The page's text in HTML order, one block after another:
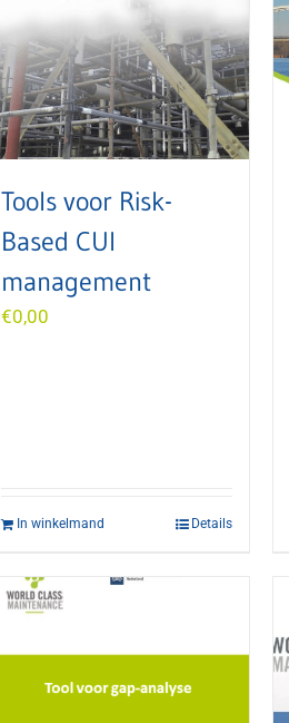
Tools voor Risk-
Based CUI
management
€0,00
In winkelmand Details